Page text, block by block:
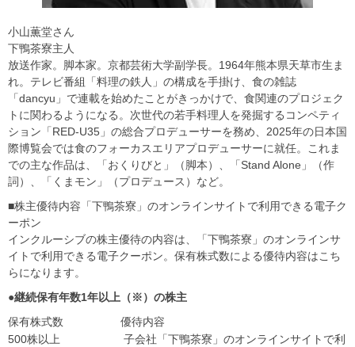
小山薫堂さん
下鴨茶寮主人
放送作家。脚本家。京都芸術大学副学長。1964年熊本県天草市生ま
れ。テレビ番組「料理の鉄人」の構成を手掛け、食の雑誌
「dancyu」で連載を始めたことがきっかけで、食関連のプロジェク
トに関わるようになる。次世代の若手料理人を発掘するコンペティ
ション「RED-U35」の総合プロデューサーを務め、2025年の日本国
際博覧会では食のフォーカスエリアプロデューサーに就任。これま
での主な作品は、「おくりびと」（脚本）、「Stand Alone」（作
詞）、「くまモン」（プロデュース）など。
■株主優待内容「下鴨茶寮」のオンラインサイトで利用できる電子ク
ーポン
インクルーシブの株主優待の内容は、「下鴨茶寮」のオンラインサ
イトで利用できる電子クーポン。保有株式数による優待内容はこち
らになります。
●継続保有年数1年以上（※）の株主
保有株式数
優待内容
500株以上
子会社「下鴨茶寮」のオンラインサイトで利